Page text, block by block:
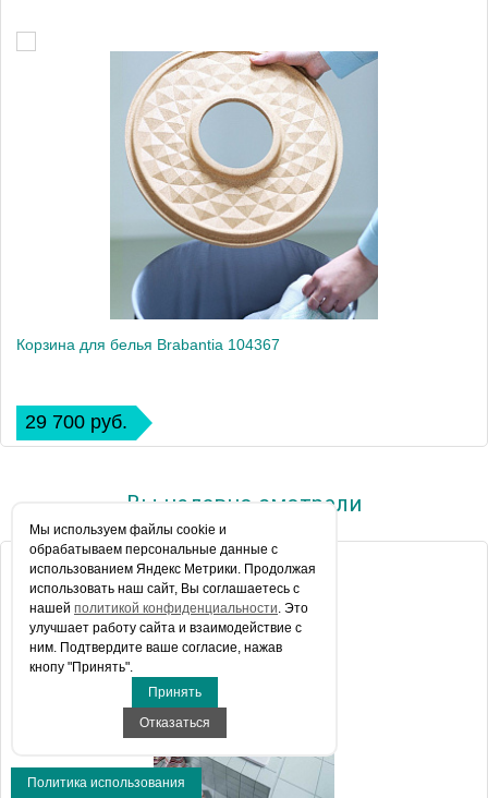
Корзина для белья Brabantia 104367
29 700 руб.
Вы недавно смотрели
Политика использования
Мы используем файлы сookie и
обрабатываем персональные данные с
использованием Яндекс Метрики. Продолжая
использовать наш сайт, Вы соглашаетесь с
нашей политикой конфиденциальности. Это
улучшает работу сайта и взаимодействие с
ним. Подтвердите ваше согласие, нажав
кнопу "Принять".
Принять
Отказаться